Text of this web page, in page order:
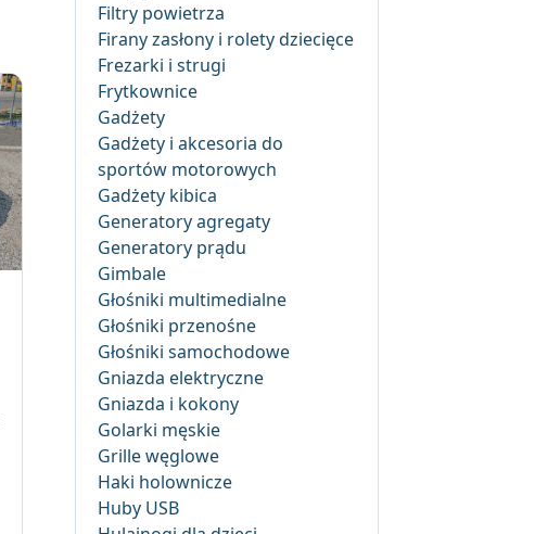
Filtry powietrza
Firany zasłony i rolety dziecięce
Frezarki i strugi
Frytkownice
Gadżety
Gadżety i akcesoria do
sportów motorowych
Gadżety kibica
Generatory agregaty
Generatory prądu
Gimbale
Głośniki multimedialne
Głośniki przenośne
Głośniki samochodowe
Gniazda elektryczne
Gniazda i kokony
Golarki męskie
Grille węglowe
Haki holownicze
Huby USB